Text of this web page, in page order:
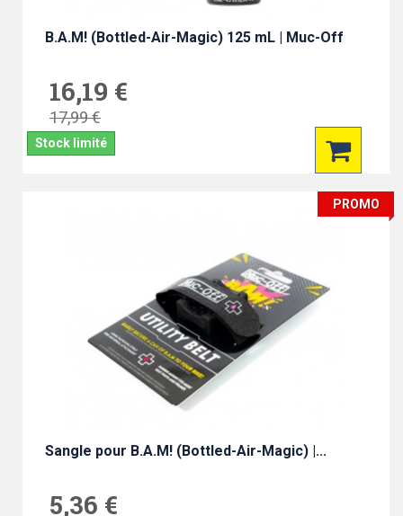
B.A.M! (Bottled-Air-Magic) 125 mL | Muc-Off
16,19 €
17,99 €
Stock limité
PROMO
Sangle pour B.A.M! (Bottled-Air-Magic) |...
5,36 €